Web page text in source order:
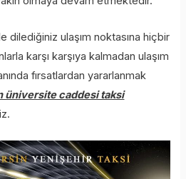
dilediğiniz ulaşım noktasına hiçbir
karşı karşıya kalmadan ulaşım
fırsatlardan yararlanmak
üniversite caddesi taksi